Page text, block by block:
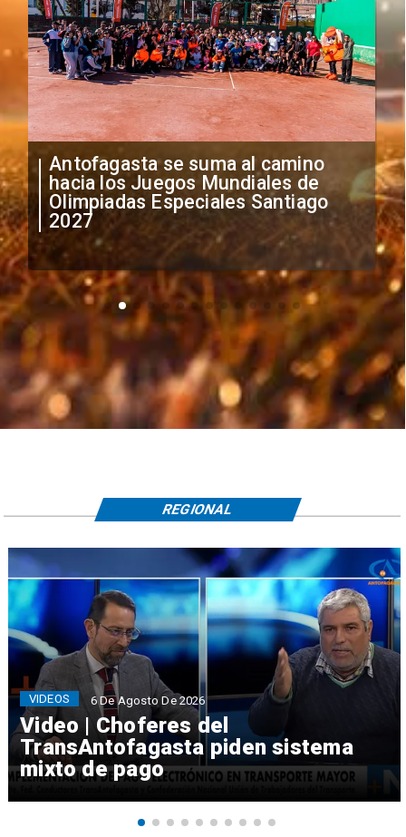
"Falta de profesionalismo": Sifup
anuncia medidas por situación
irregular de futbolistas
extranjeros
Video | Choferes del
TransAntofagasta piden sistema
mixto de pago
VIDEOS 6 De Agosto De 2026
REGIONAL